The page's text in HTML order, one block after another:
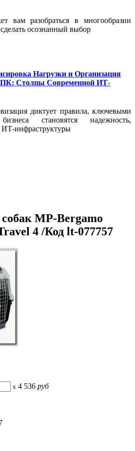
вам разобраться в многообразии
осознанный выбор
Нагрузки и Организация
ПК: Столпы Современной ИТ-
диктует правила, ключевыми
становятся надежность,
ИТ-инфраструктуры
MP-Bergamo
4 /Код lt-077757
x 4 536 руб